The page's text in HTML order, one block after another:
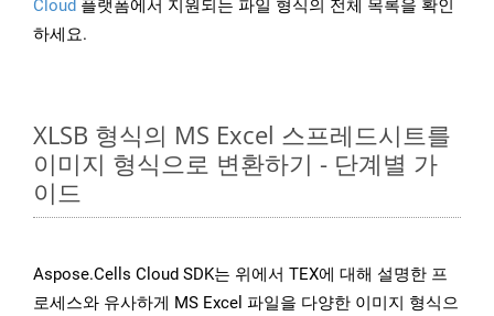
Cloud 플랫폼에서 지원되는 파일 형식의 전체 목록을 확인
하세요.
XLSB 형식의 MS Excel 스프레드시트를
이미지 형식으로 변환하기 - 단계별 가
이드
Aspose.Cells Cloud SDK는 위에서 TEX에 대해 설명한 프
로세스와 유사하게 MS Excel 파일을 다양한 이미지 형식으